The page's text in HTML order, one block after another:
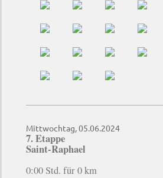
Mittwochtag, 05.06.2024
7. Etappe
Saint-Raphael
0:00 Std. für 0 km